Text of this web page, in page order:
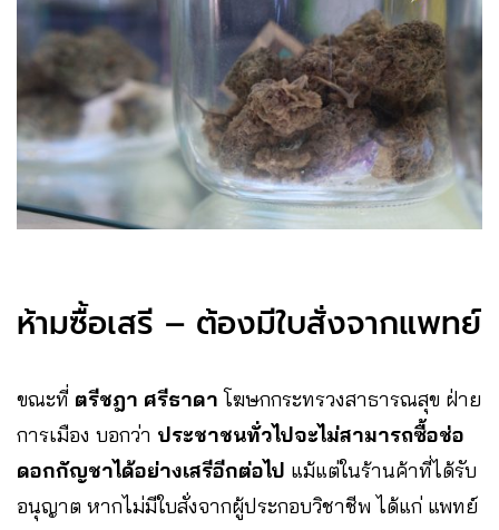
ห้ามซื้อเสรี – ต้องมีใบสั่งจากแพทย์
ขณะที่ ตรีชฎา ศรีธาดา โฆษกกระทรวงสาธารณสุข ฝ่าย
การเมือง บอกว่า ประชาชนทั่วไปจะไม่สามารถซื้อช่อ
ดอกกัญชาได้อย่างเสรีอีกต่อไป แม้แต่ในร้านค้าที่ได้รับ
อนุญาต หากไม่มีใบสั่งจากผู้ประกอบวิชาชีพ ได้แก่ แพทย์